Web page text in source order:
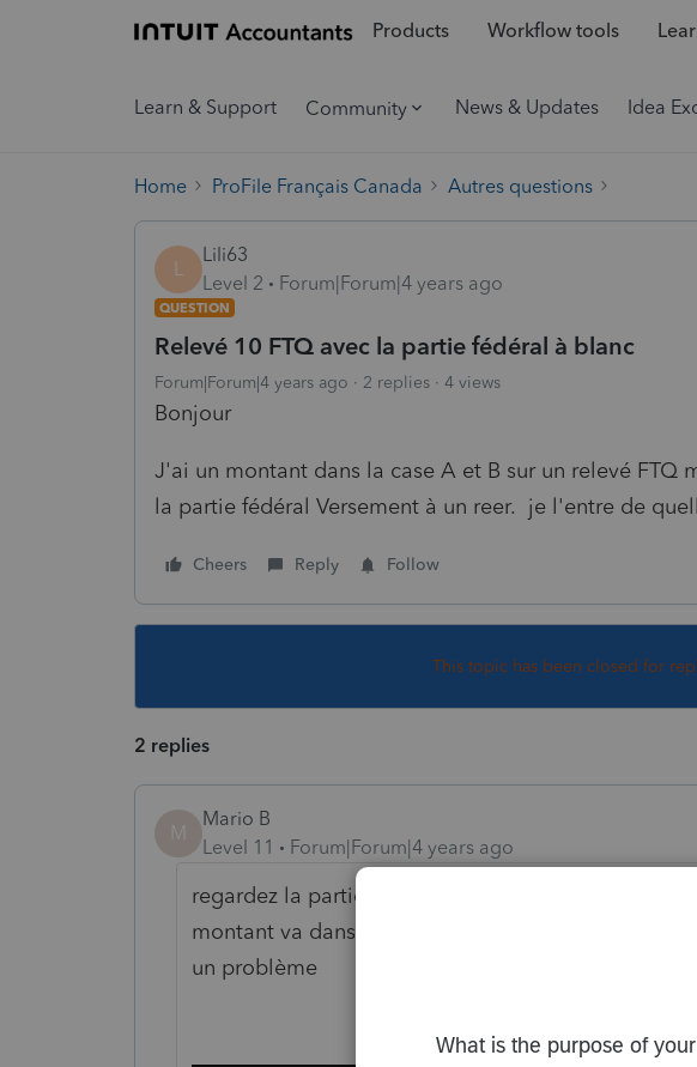
Products Workflow tools
Learn & Support Community News & Updates Idea
Home ProFile Français Canada Autres questions
L
Lili63
Level 2
Forum|Forum|4 years ago
QUESTION
Relevé 10 FTQ avec la partie fédéral à blanc
Forum|Forum|4 years ago 2 replies 4 views
Bonjour
J'ai un montant dans la case A et B sur un relevé FTQ
la partie fédéral Versement à un reer. je l'entre de
Cheers Reply Follow
This topic has been closed for
2 replies
M
Mario B
Level 11
Forum|Forum|4 years ago
regardez la partie du bas, ca dit copie a joindre a
montant va dans le formulaire REER, sil cette
un problème